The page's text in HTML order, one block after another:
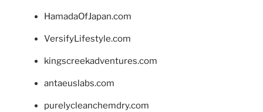
HamadaOfJapan.com
VersifyLifestyle.com
kingscreekadventures.com
antaeuslabs.com
purelycleanchemdry.com